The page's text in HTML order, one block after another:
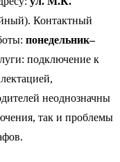
Контактный
понедельник–
подключение к
неоднозначны
так и проблемы